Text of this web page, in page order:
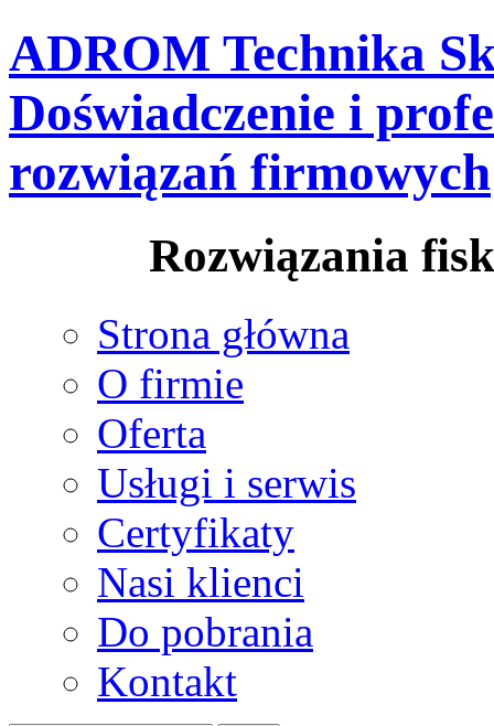
ADROM Technika
Doświadczenie i
rozwiązań firmowych
Rozwiązania
Strona główna
O firmie
Oferta
Usługi i serwis
Certyfikaty
Nasi klienci
Do pobrania
Kontakt